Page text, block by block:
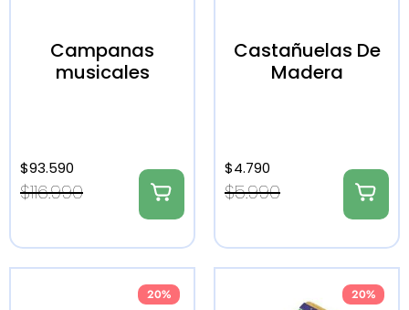
Campanas
musicales
$116.990
$93.590
Castañuelas De
Madera
$5.990
$4.790
20% 20%